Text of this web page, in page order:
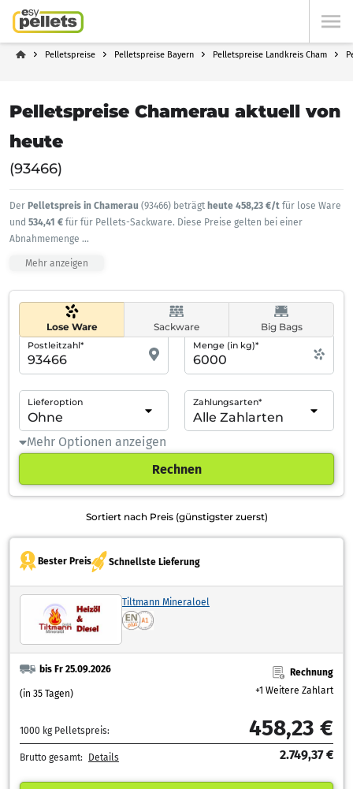
Pelletspreise Pelletspreise Bayern Pelletspreise Landkreis Cham
Pelletspreise Chamerau aktuell von
heute
(93466)
Der Pelletspreis in Chamerau (93466) beträgt heute 458,23 €/t für lose Ware
und 534,41 € für für Pellets-Sackware. Diese Preise gelten bei einer
Abnahmemenge ...
Mehr anzeigen
Lose Ware Sackware Big Bags
Postleitzahl* Menge (in kg)*
Lieferoption Zahlungsarten*
Mehr Optionen anzeigen
Rechnen
Sortiert nach Preis (günstigster zuerst)
Bester Preis Schnellste Lieferung
Tiltmann Mineraloel
bis Fr 25.09.2026
(in 35 Tagen)
Rechnung
+1 Weitere Zahlart
1000 kg Pelletspreis: 458,23 €
Brutto gesamt: Details 2.749,37 €